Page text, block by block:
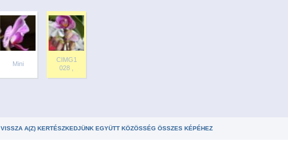
Mini
CIMG1
028 ,
VISSZA A(Z) KERTÉSZKEDJÜNK EGYÜTT KÖZÖSSÉG ÖSSZES KÉPÉHEZ